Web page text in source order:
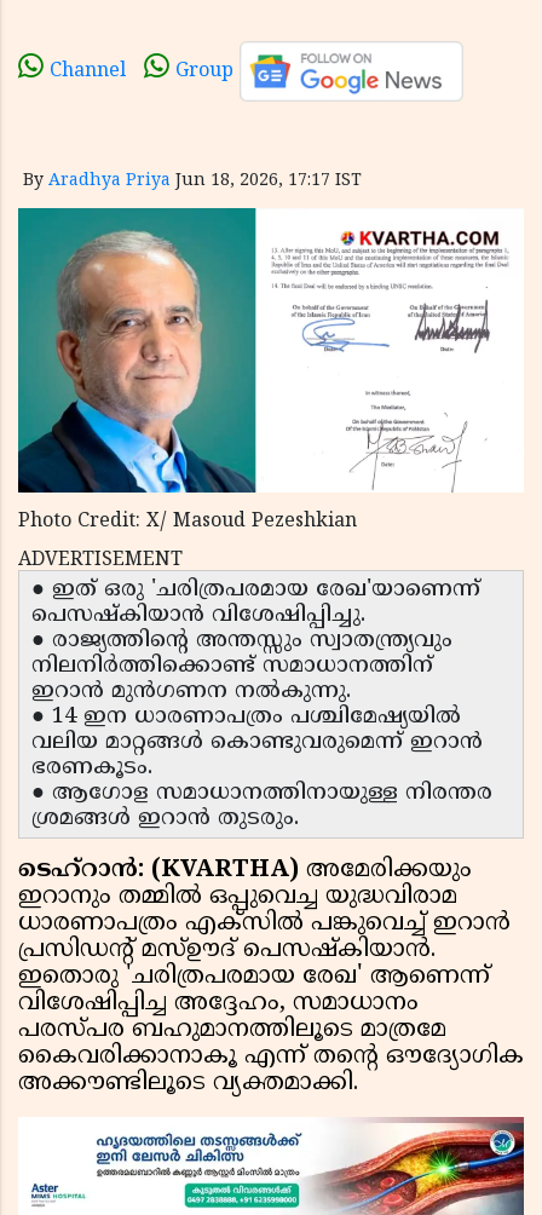
Channel Group
By Aradhya Priya Jun 18, 2026, 17:17 IST
Photo Credit: X/ Masoud Pezeshkian
ADVERTISEMENT
● ഇത് ഒരു 'ചരിത്രപരമായ രേഖ'യാണെന്ന്
പെസഷ്കിയാൻ വിശേഷിപ്പിച്ചു.
● രാജ്യത്തിന്റെ അന്തസ്സും സ്വാതന്ത്ര്യവും
നിലനിർത്തിക്കൊണ്ട് സമാധാനത്തിന്
ഇറാൻ മുൻഗണന നൽകുന്നു.
● 14 ഇന ധാരണാപത്രം പശ്ചിമേഷ്യയിൽ
വലിയ മാറ്റങ്ങൾ കൊണ്ടുവരുമെന്ന് ഇറാൻ
ഭരണകൂടം.
● ആഗോള സമാധാനത്തിനായുള്ള നിരന്തര
ശ്രമങ്ങൾ ഇറാൻ തുടരും.
ടെഹ്റാൻ: (KVARTHA) അമേരിക്കയും
ഇറാനും തമ്മിൽ ഒപ്പുവെച്ച യുദ്ധവിരാമ
ധാരണാപത്രം എക്സിൽ പങ്കുവെച്ച് ഇറാൻ
പ്രസിഡൻ്റ് മസ്ഊദ് പെസഷ്കിയാൻ.
ഇതൊരു 'ചരിത്രപരമായ രേഖ' ആണെന്ന്
വിശേഷിപ്പിച്ച അദ്ദേഹം, സമാധാനം
പരസ്പര ബഹുമാനത്തിലൂടെ മാത്രമേ
കൈവരിക്കാനാകൂ എന്ന് തൻ്റെ ഔദ്യോഗിക
അക്കൗണ്ടിലൂടെ വ്യക്തമാക്കി.